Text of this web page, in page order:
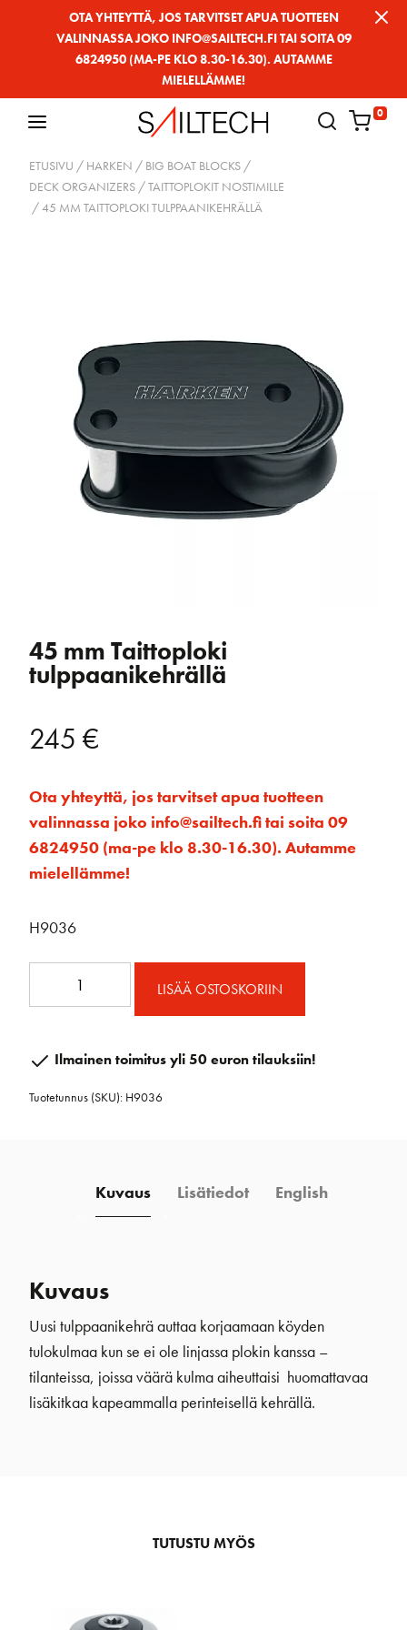
OTA YHTEYTTÄ, JOS TARVITSET APUA TUOTTEEN
VALINNASSA JOKO INFO@SAILTECH.FI TAI SOITA 09
6824950 (MA-PE KLO 8.30-16.30). AUTAMME
MIELELLÄMME!
0
ETUSIVU / HARKEN / BIG BOAT BLOCKS /
DECK ORGANIZERS / TAITTOPLOKIT NOSTIMILLE
/ 45 MM TAITTOPLOKI TULPPAANIKEHRÄLLÄ
45 mm Taittoploki
tulppaanikehrällä
245 €
Ota yhteyttä, jos tarvitset apua tuotteen
valinnassa joko info@sailtech.fi tai soita 09
6824950 (ma-pe klo 8.30-16.30). Autamme
mielellämme!
H9036
tulppaanikehrällä
LISÄÄ OSTOSKORIIN
Ilmainen toimitus yli 50 euron tilauksiin!
Tuotetunnus (SKU): H9036
Kuvaus Lisätiedot English
Kuvaus
Uusi tulppaanikehrä auttaa korjaamaan köyden
tulokulmaa kun se ei ole linjassa plokin kanssa –
tilanteissa, joissa väärä kulma aiheuttaisi huomattavaa
lisäkitkaa kapeammalla perinteisellä kehrällä.
TUTUSTU MYÖS